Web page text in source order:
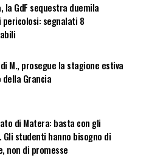
la GdF sequestra duemila
segnalati 8
M., prosegue la stagione estiva
della Grancia
di Matera: basta con gli
Gli studenti hanno bisogno di
non di promesse